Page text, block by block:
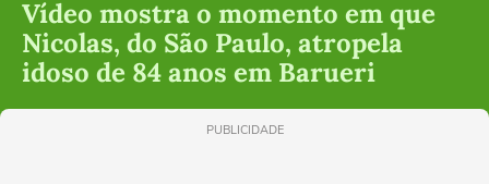
Vídeo mostra o momento em que
Nicolas, do São Paulo, atropela
idoso de 84 anos em Barueri
PUBLICIDADE